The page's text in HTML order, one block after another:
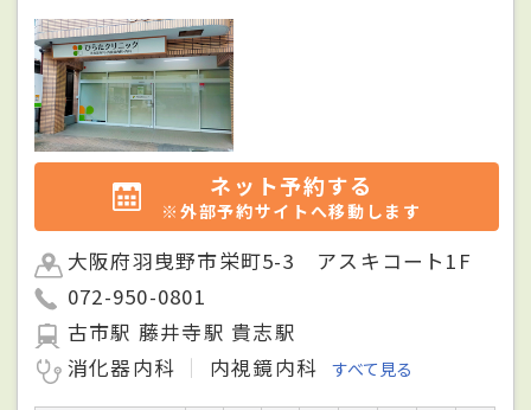
ネット予約する
※外部予約サイトへ移動します
大阪府羽曳野市栄町5-3 アスキコート1F
072-950-0801
古市駅 藤井寺駅 貴志駅
消化器内科
内視鏡内科 すべて見る